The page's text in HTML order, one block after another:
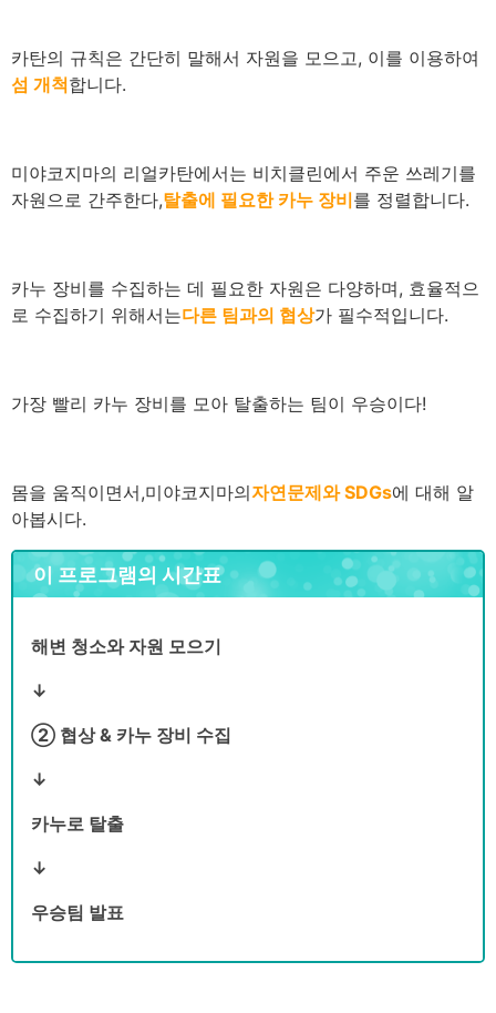
카탄의 규칙은 간단히 말해서 자원을 모으고, 이를 이용하여
섬 개척합니다.
미야코지마의 리얼카탄에서는 비치클린에서 주운 쓰레기를
자원으로 간주한다,탈출에 필요한 카누 장비를 정렬합니다.
카누 장비를 수집하는 데 필요한 자원은 다양하며, 효율적으
로 수집하기 위해서는다른 팀과의 협상가 필수적입니다.
가장 빨리 카누 장비를 모아 탈출하는 팀이 우승이다!
몸을 움직이면서,미야코지마의자연문제와 SDGs에 대해 알
아봅시다.
이 프로그램의 시간표
해변 청소와 자원 모으기
↓
② 협상 & 카누 장비 수집
↓
카누로 탈출
↓
우승팀 발표